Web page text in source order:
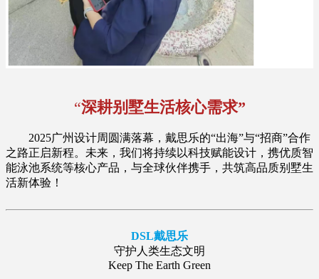
“深耕别墅生活核心需求”
2025广州设计周圆满落幕，戴思乐的“出海”与“招商”合作
之路正启新程。未来，我们将持续以科技赋能设计，携优质智
能泳池系统等核心产品，与全球伙伴携手，共筑高品质别墅生
活新体验！
DSL戴思乐
守护人类生态文明
Keep The Earth Green